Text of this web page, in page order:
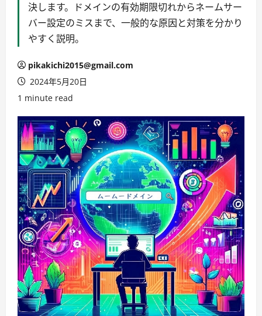
決します。ドメインの有効期限切れからネームサー
バー設定のミスまで、一般的な原因と対策を分かり
やすく説明。
pikakichi2015@gmail.com
2024年5月20日
1 minute read